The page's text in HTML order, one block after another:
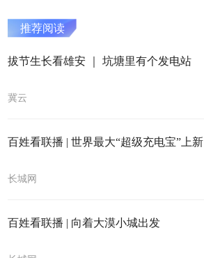
推荐阅读
拔节生长看雄安 ｜ 坑塘里有个发电站
冀云
百姓看联播 | 世界最大“超级充电宝”上新
长城网
百姓看联播 | 向着大漠小城出发